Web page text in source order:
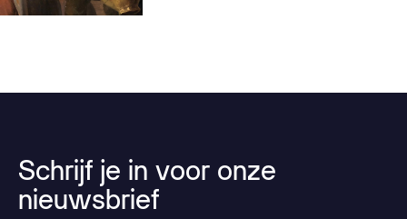
Schrijf je in voor onze
nieuwsbrief